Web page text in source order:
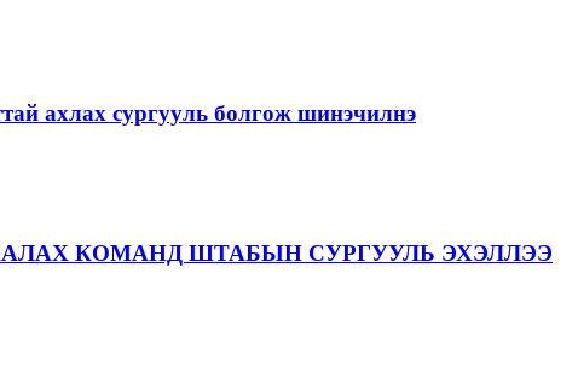
ахлах сургууль болгож шинэчилнэ
КОМАНД ШТАБЫН СУРГУУЛЬ ЭХЭЛЛЭЭ